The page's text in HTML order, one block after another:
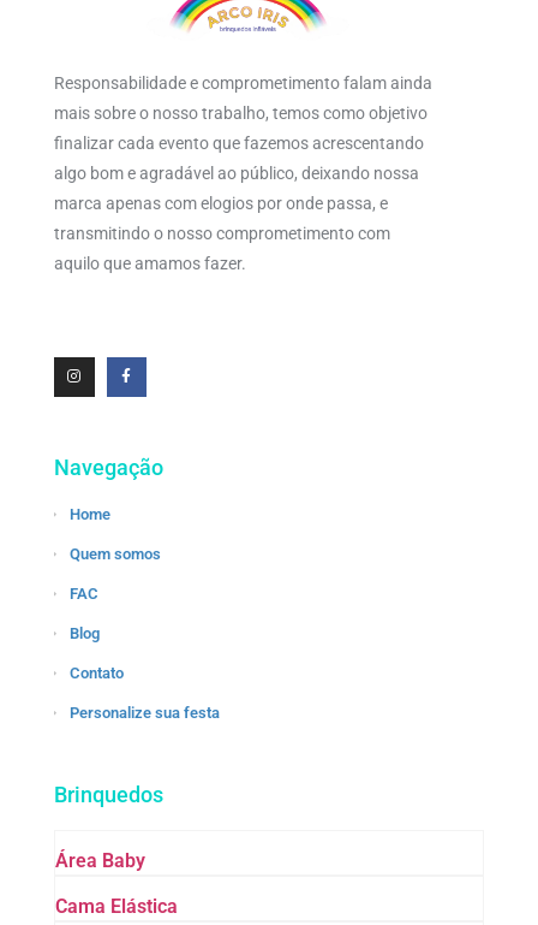
Responsabilidade e comprometimento falam ainda
mais sobre o nosso trabalho, temos como objetivo
finalizar cada evento que fazemos acrescentando
algo bom e agradável ao público, deixando nossa
marca apenas com elogios por onde passa, e
transmitindo o nosso comprometimento com
aquilo que amamos fazer.
Navegação
Home
Quem somos
FAC
Blog
Contato
Personalize sua festa
Brinquedos
Área Baby
Cama Elástica